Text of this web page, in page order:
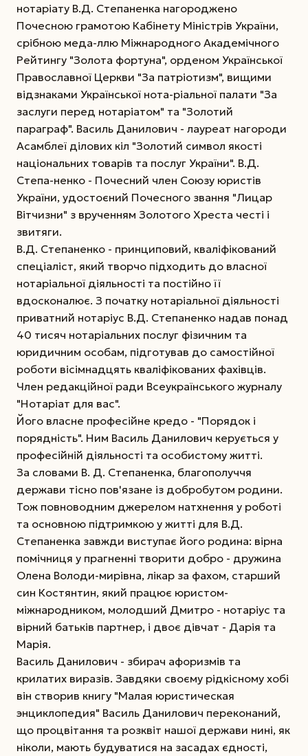
нотаріату В.Д. Степаненка нагороджено
Почесною грамотою Кабінету Міністрів України,
срібною меда-ллю Міжнародного Академічного
Рейтингу "Золота фортуна", орденом Української
Православної Церкви "За патріотизм", вищими
відзнаками Української нота-ріальної палати "За
заслуги перед нотаріатом" та "Золотий
параграф". Василь Данилович - лауреат нагороди
Асамблеї ділових кіл "Золотий символ якості
національних товарів та послуг України". В.Д.
Степа-ненко - Почесний член Союзу юристів
України, удостоєний Почесного звання "Лицар
Вітчизни" з врученням Золотого Хреста честі і
звитяги.
В.Д. Степаненко - принциповий, кваліфікований
спеціаліст, який творчо підходить до власної
нотаріальної діяльності та постійно її
вдосконалює. З початку нотаріальної діяльності
приватний нотаріус В.Д. Степаненко надав понад
40 тисяч нотаріальних послуг фізичним та
юридичним особам, підготував до самостійної
роботи вісімнадцять кваліфікованих фахівців.
Член редакційної ради Всеукраїнського журналу
"Нотаріат для вас".
Його власне професійне кредо - "Порядок і
порядність". Ним Василь Данилович керується у
професійній діяльності та особистому житті.
За словами В. Д. Степаненка, благополуччя
держави тісно пов'язане із добробутом родини.
Тож повноводним джерелом натхнення у роботі
та основною підтримкою у житті для В.Д.
Степаненка завжди виступає його родина: вірна
помічниця у прагненні творити добро - дружина
Олена Володи-мирівна, лікар за фахом, старший
син Костянтин, який працює юристом-
міжнародником, молодший Дмитро - нотаріус та
вірний батьків партнер, і двоє дівчат - Дарія та
Марія.
Василь Данилович - збирач афоризмів та
крилатих виразів. Завдяки своєму рідкісному хобі
він створив книгу "Малая юристическая
энциклопедия" Василь Данилович переконаний,
що процвітання та розквіт нашої держави нині, як
ніколи, мають будуватися на засадах єдності,